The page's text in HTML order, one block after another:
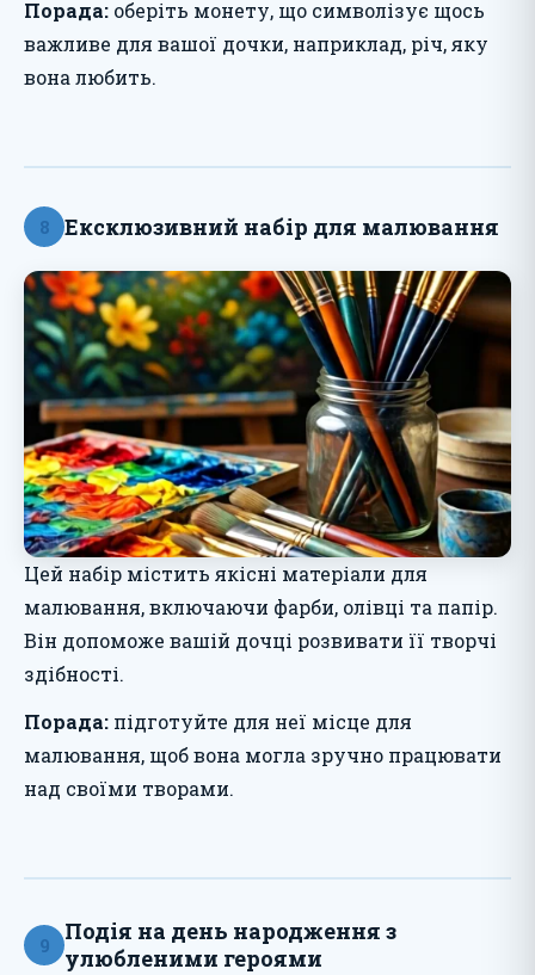
Порада: оберіть монету, що символізує щось
важливе для вашої дочки, наприклад, річ, яку
вона любить.
8 Ексклюзивний набір для малювання
Цей набір містить якісні матеріали для
малювання, включаючи фарби, олівці та папір.
Він допоможе вашій дочці розвивати її творчі
здібності.
Порада: підготуйте для неї місце для
малювання, щоб вона могла зручно працювати
над своїми творами.
9
Подія на день народження з
улюбленими героями